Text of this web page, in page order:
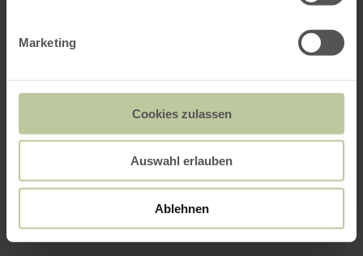
Marketing
Cookies zulassen
Auswahl erlauben
Ablehnen